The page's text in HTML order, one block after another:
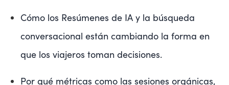
Cómo los Resúmenes de IA y la búsqueda
conversacional están cambiando la forma en
que los viajeros toman decisiones.
Por qué métricas como las sesiones orgánicas,